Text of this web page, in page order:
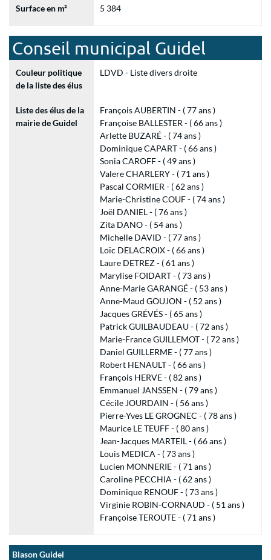
Surface en m² 5 384
Conseil municipal Guidel
Couleur politique
de la liste des élus
LDVD - Liste divers droite
Liste des élus de la
mairie de Guidel
François AUBERTIN - ( 77 ans )
Françoise BALLESTER - ( 66 ans )
Arlette BUZARÉ - ( 74 ans )
Dominique CAPART - ( 66 ans )
Sonia CAROFF - ( 49 ans )
Valere CHARLERY - ( 71 ans )
Pascal CORMIER - ( 62 ans )
Marie-Christine COUF - ( 74 ans )
Joël DANIEL - ( 76 ans )
Zita DANO - ( 54 ans )
Michelle DAVID - ( 77 ans )
Loïc DELACROIX - ( 66 ans )
Laure DETREZ - ( 61 ans )
Marylise FOIDART - ( 73 ans )
Anne-Marie GARANGÉ - ( 53 ans )
Anne-Maud GOUJON - ( 52 ans )
Jacques GRÉVÉS - ( 65 ans )
Patrick GUILBAUDEAU - ( 72 ans )
Marie-France GUILLEMOT - ( 72 ans )
Daniel GUILLERME - ( 77 ans )
Robert HENAULT - ( 66 ans )
François HERVE - ( 82 ans )
Emmanuel JANSSEN - ( 79 ans )
Cécile JOURDAIN - ( 56 ans )
Pierre-Yves LE GROGNEC - ( 78 ans )
Maurice LE TEUFF - ( 80 ans )
Jean-Jacques MARTEIL - ( 66 ans )
Louis MEDICA - ( 73 ans )
Lucien MONNERIE - ( 71 ans )
Caroline PECCHIA - ( 62 ans )
Dominique RENOUF - ( 73 ans )
Virginie ROBIN-CORNAUD - ( 51 ans )
Françoise TEROUTE - ( 71 ans )
Blason Guidel